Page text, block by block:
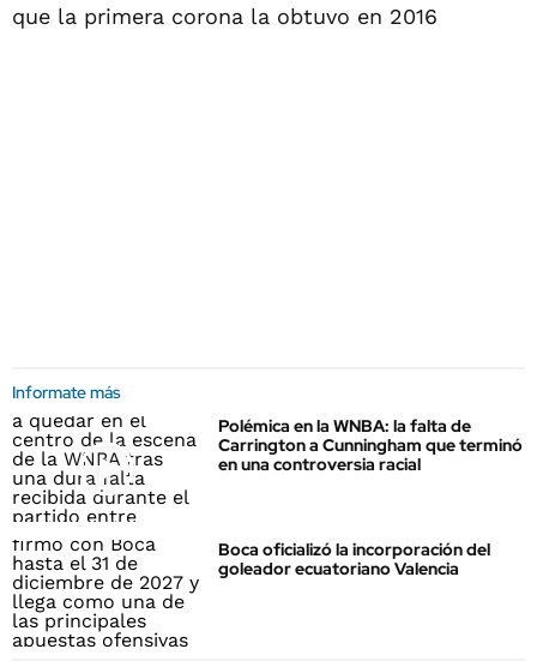
que la primera corona la obtuvo en 2016
Informate más
Polémica en la WNBA: la falta de
Carrington a Cunningham que terminó
en una controversia racial
Boca oficializó la incorporación del
goleador ecuatoriano Valencia